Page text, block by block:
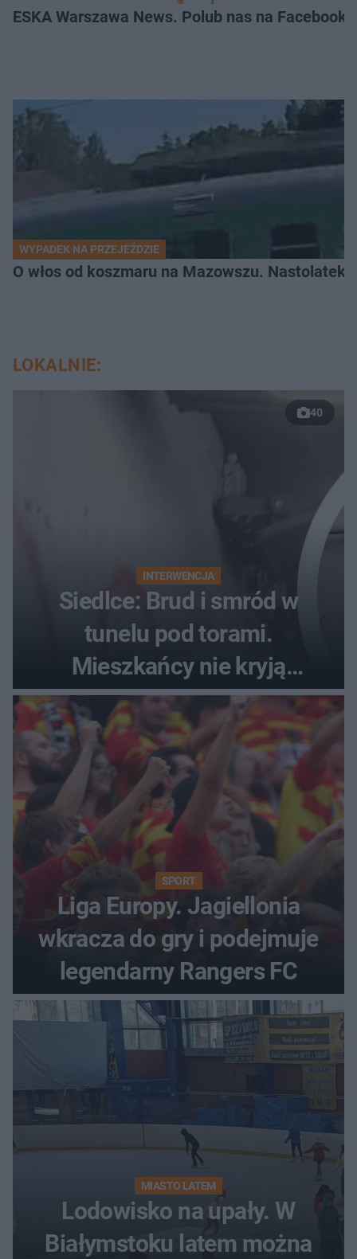
ESKA Warszawa News. Polub nas na
WYPADEK NA PRZEJEŹDZIE
O włos od koszmaru na Mazowszu. Nastolatek
LOKALNIE:
40
INTERWENCJA
Siedlce: Brud i smród w
tunelu pod torami.
Mieszkańcy nie kryją
oburzenia!
SPORT
Liga Europy. Jagiellonia
wkracza do gry i podejmuje
legendarny Rangers FC
MIASTO LATEM
Lodowisko na upały. W
Białymstoku latem można